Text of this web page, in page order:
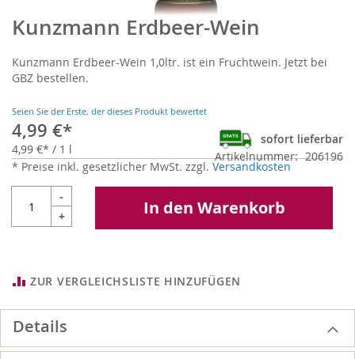
Kunzmann Erdbeer-Wein
Kunzmann Erdbeer-Wein 1,0ltr. ist ein Fruchtwein. Jetzt bei
GBZ bestellen.
Seien Sie der Erste, der dieses Produkt bewertet
4,99 €
4,99 € / 1 l
sofort lieferbar
Artikelnummer
206196
* Preise inkl. gesetzlicher MwSt. zzgl. Versandkosten
-
+
In den Warenkorb
ZUR VERGLEICHSLISTE HINZUFÜGEN
Zum
Anfang
der
Bildgalerie
springen
Details